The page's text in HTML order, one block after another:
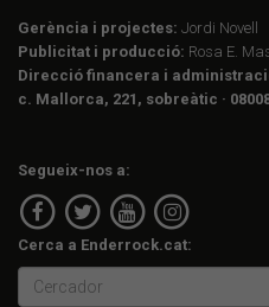
Gerència i projectes: Jordi Novell
Publicitat i producció: Rosa E.
Direcció financera i
c. Mallorca, 221, sobreàtic ·
Segueix-nos a:
Cerca a Enderrock.cat: